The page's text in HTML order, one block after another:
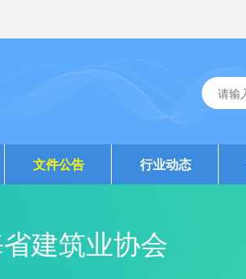
文件公告 行业动态
建筑业协会